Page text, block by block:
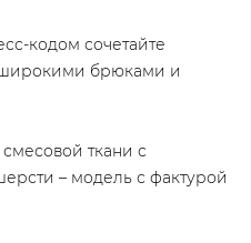
кодом сочетайте
брюками и
ткани с
– модель с фактурой